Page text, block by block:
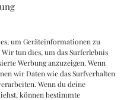
um Geräteinformationen zu
tun dies, um das Surferlebnis
Werbung anzuzeigen. Wenn
wir Daten wie das Surfverhalten
Wenn du deine
können bestimmte
Hemingway die Worte
Venedig